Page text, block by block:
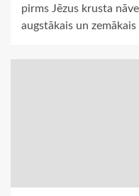
pirms Jēzus krusta
augstākais un